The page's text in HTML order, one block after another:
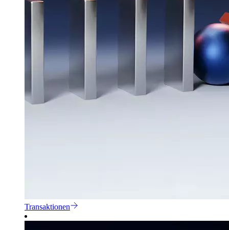
Transaktionen